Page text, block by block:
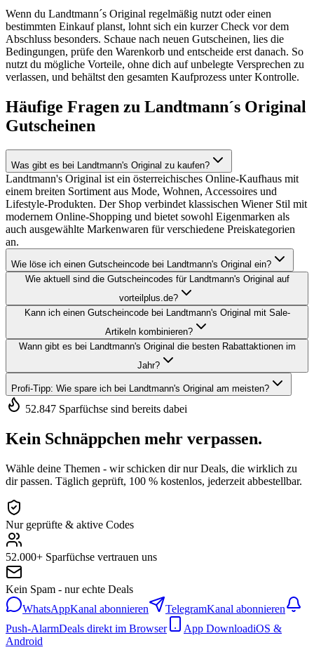
Wenn du Landtmann´s Original regelmäßig nutzt oder einen
bestimmten Einkauf planst, lohnt sich ein kurzer Check vor dem
Abschluss besonders. Schaue nach neuen Gutscheinen, lies die
Bedingungen, prüfe den Warenkorb und entscheide erst danach. So
nutzt du mögliche Vorteile, ohne dich auf unbelegte Versprechen zu
verlassen, und behältst den gesamten Kaufprozess unter Kontrolle.
Häufige Fragen zu Landtmann´s Original
Gutscheinen
Was gibt es bei Landtmann's Original zu kaufen?
Landtmann's Original ist ein österreichisches Online-Kaufhaus mit
einem breiten Sortiment aus Mode, Wohnen, Accessoires und
Lifestyle-Produkten. Der Shop verbindet klassischen Wiener Stil mit
modernem Online-Shopping und bietet sowohl Eigenmarken als
auch ausgewählte Markenwaren für verschiedene Preiskategorien
an.
Wie löse ich einen Gutscheincode bei Landtmann's Original ein?
Wie aktuell sind die Gutscheincodes für Landtmann's Original auf
vorteilplus.de?
Kann ich einen Gutscheincode bei Landtmann's Original mit Sale-
Artikeln kombinieren?
Wann gibt es bei Landtmann's Original die besten Rabattaktionen im
Jahr?
Profi-Tipp: Wie spare ich bei Landtmann's Original am meisten?
52.847 Sparfüchse sind bereits dabei
Kein Schnäppchen mehr verpassen.
Wähle deine Themen - wir schicken dir nur Deals, die wirklich zu
dir passen. Täglich geprüft, 100 % kostenlos, jederzeit abbestellbar.
Nur geprüfte & aktive Codes
52.000+ Sparfüchse vertrauen uns
Kein Spam - nur echte Deals
WhatsAppKanal abonnieren TelegramKanal abonnieren
Push-AlarmDeals direkt im Browser App DownloadiOS &
Android